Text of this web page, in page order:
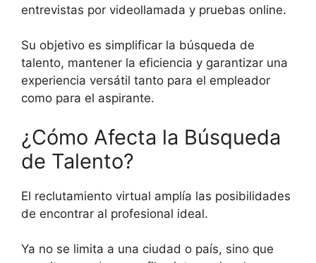
entrevistas por videollamada y pruebas online.
Su objetivo es simplificar la búsqueda de
talento, mantener la eficiencia y garantizar una
experiencia versátil tanto para el empleador
como para el aspirante.
¿Cómo Afecta la Búsqueda
de Talento?
El reclutamiento virtual amplía las posibilidades
de encontrar al profesional ideal.
Ya no se limita a una ciudad o país, sino que